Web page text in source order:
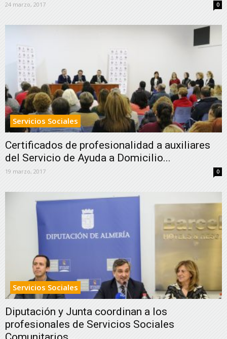
24 marzo, 2017 0
Servicios Sociales
Certificados de profesionalidad a auxiliares
del Servicio de Ayuda a Domicilio...
19 marzo, 2017 0
Servicios Sociales
Diputación y Junta coordinan a los
profesionales de Servicios Sociales